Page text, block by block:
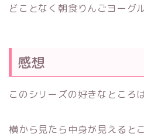
どことなく朝食りんごヨーグ
感想
このシリーズの好きなところは
横から見たら中身が見えると